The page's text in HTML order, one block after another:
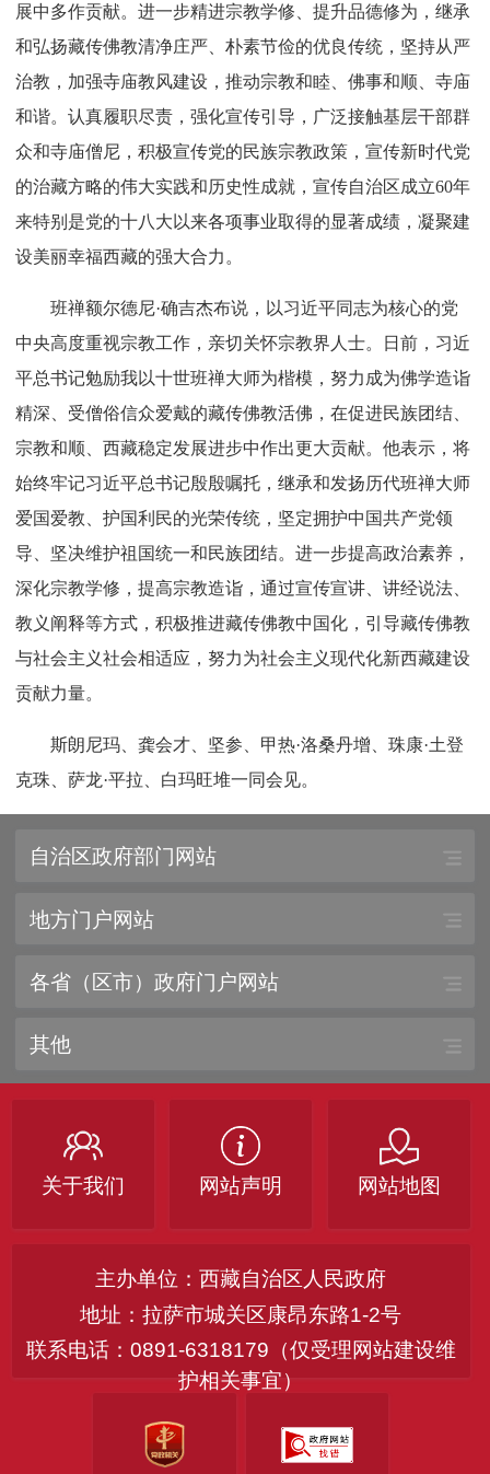
展中多作贡献。进一步精进宗教学修、提升品德修为，继承
和弘扬藏传佛教清净庄严、朴素节俭的优良传统，坚持从严
治教，加强寺庙教风建设，推动宗教和睦、佛事和顺、寺庙
和谐。认真履职尽责，强化宣传引导，广泛接触基层干部群
众和寺庙僧尼，积极宣传党的民族宗教政策，宣传新时代党
的治藏方略的伟大实践和历史性成就，宣传自治区成立60年
来特别是党的十八大以来各项事业取得的显著成绩，凝聚建
设美丽幸福西藏的强大合力。
班禅额尔德尼·确吉杰布说，以习近平同志为核心的党
中央高度重视宗教工作，亲切关怀宗教界人士。日前，习近
平总书记勉励我以十世班禅大师为楷模，努力成为佛学造诣
精深、受僧俗信众爱戴的藏传佛教活佛，在促进民族团结、
宗教和顺、西藏稳定发展进步中作出更大贡献。他表示，将
始终牢记习近平总书记殷殷嘱托，继承和发扬历代班禅大师
爱国爱教、护国利民的光荣传统，坚定拥护中国共产党领
导、坚决维护祖国统一和民族团结。进一步提高政治素养，
深化宗教学修，提高宗教造诣，通过宣传宣讲、讲经说法、
教义阐释等方式，积极推进藏传佛教中国化，引导藏传佛教
与社会主义社会相适应，努力为社会主义现代化新西藏建设
贡献力量。
斯朗尼玛、龚会才、坚参、甲热·洛桑丹增、珠康·土登
克珠、萨龙·平拉、白玛旺堆一同会见。
自治区政府部门网站
地方门户网站
各省（区市）政府门户网站
其他
关于我们 网站声明 网站地图
主办单位：西藏自治区人民政府
地址：拉萨市城关区康昂东路1-2号
联系电话：0891-6318179（仅受理网站建设维
护相关事宜）